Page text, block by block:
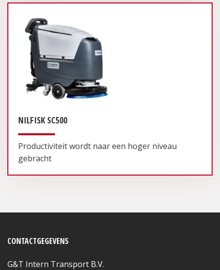
NILFISK SC500
Productiviteit wordt naar een hoger niveau
gebracht
CONTACTGEGEVENS
G&T Intern Transport B.V.